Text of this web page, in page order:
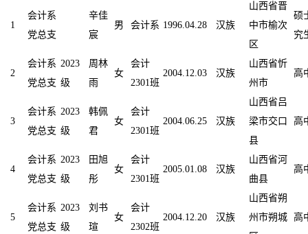
1
会计系
党总支
辛佳
宸
男 会计系 1996.04.28 汉族
山西省晋
中市榆次
区
硕
究
2
会计系
党总支
2023
级
周林
雨
女
会计
2301班
2004.12.03 汉族
山西省忻
州市
高
3
会计系
党总支
2023
级
韩佩
君
女
会计
2301班
2004.06.25 汉族
山西省吕
梁市交口
县
高
4
会计系
党总支
2023
级
田旭
彤
女
会计
2301班
2005.01.08 汉族
山西省河
曲县
高
5
会计系
党总支
2023
级
刘书
瑄
女
会计
2302班
2004.12.20 汉族
山西省朔
州市朔城
高